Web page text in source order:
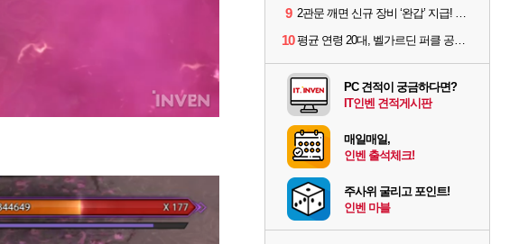
9 2관문 깨면 신규 장비 ‘완갑’ 지급! 그림자 레이드 벨가르딘 공개
10 평균 연령 20대, 벨가르딘 퍼클 공대 '영로티'를 만나다
PC 견적이 궁금하다면?
IT인벤 견적게시판
매일매일,
인벤 출석체크!
주사위 굴리고 포인트!
인벤 마블